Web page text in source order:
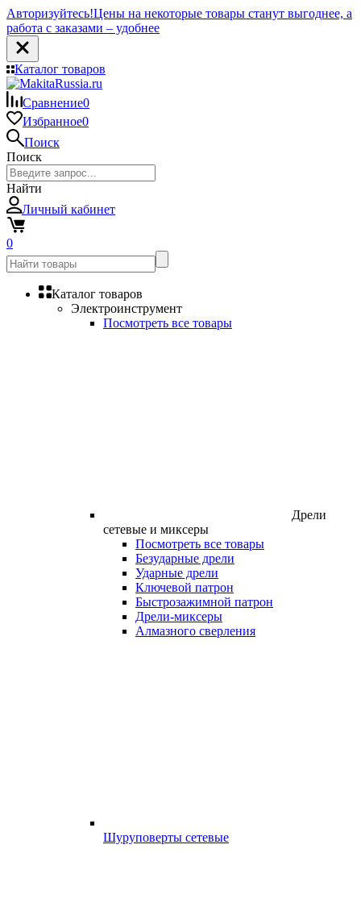
Авторизуйтесь!Цены на некоторые товары станут выгоднее, а
работа с заказами – удобнее
Каталог товаров
Сравнение0
Избранное0
Поиск
Поиск
Найти
Личный кабинет
0
Каталог товаров
Электроинструмент
Посмотреть все товары
Дрели
сетевые и миксеры
Посмотреть все товары
Безударные дрели
Ударные дрели
Ключевой патрон
Быстрозажимной патрон
Дрели-миксеры
Алмазного сверления
Шуруповерты сетевые